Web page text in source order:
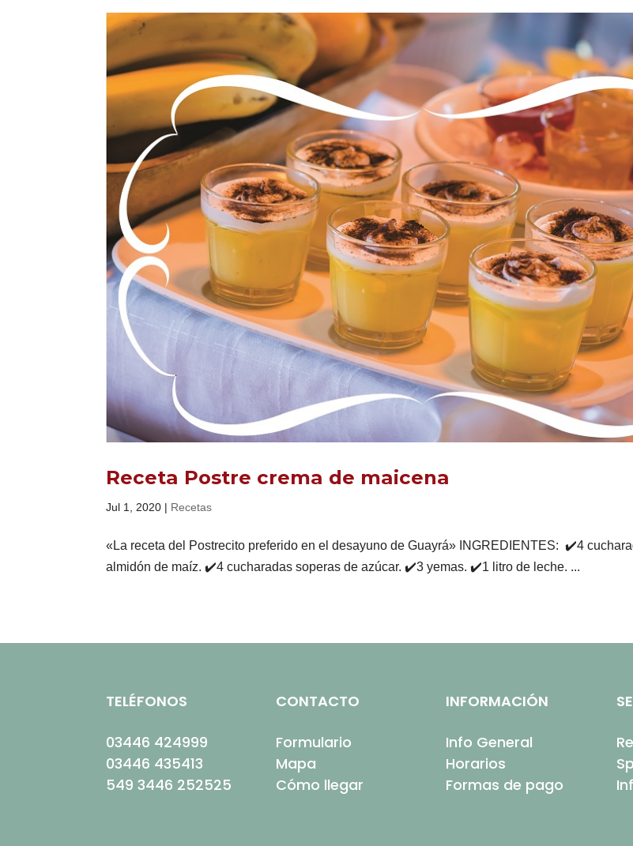
Receta Postre crema de maicena
Jul 1, 2020 | Recetas
«La receta del Postrecito preferido en el desayuno de Guayrá» INGREDIENTES: ⁣ ✔️4
almidón de maíz.⁣ ✔️4 cucharadas soperas de azúcar.⁣ ✔️3 yemas.⁣ ✔️1 litro de leche. ⁣...
TELÉFONOS
03446 424999
03446 435413
549 3446 252525
CONTACTO
Formulario
Mapa
Cómo llegar
INFORMACIÓN
Info General
Horarios
Formas de pago